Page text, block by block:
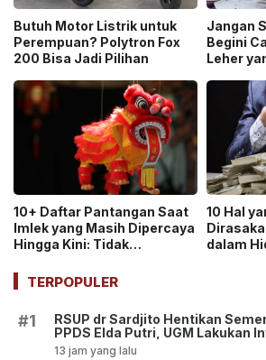
Butuh Motor Listrik untuk
Perempuan? Polytron Fox
200 Bisa Jadi Pilihan
Jangan
Begini
Leher
10+ Daftar Pantangan Saat
Imlek yang Masih Dipercaya
Hingga Kini: Tidak
10 Hal
dalam
TERPOPULER
#1
RSUP dr Sardjito Hentikan
PPDS Elda Putri, UGM Lakukan
13 jam yang lalu